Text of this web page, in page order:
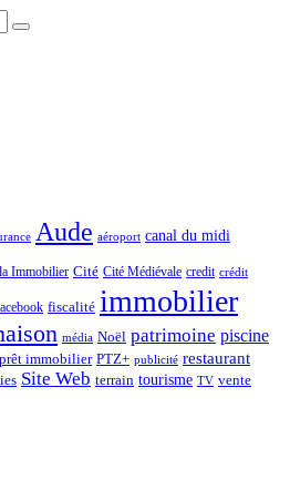
Aude aéroport canal du midi
Immobilier Cité Cité Médiévale credit crédit
fiscalité immobilier
média Noël patrimoine piscine
prêt immobilier PTZ+ publicité restaurant
Site Web terrain tourisme TV vente